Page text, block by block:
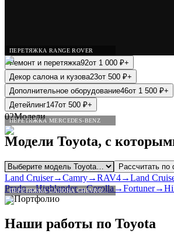
ПЕРЕТЯЖКА RANGE ROVER
ПЕРЕТЯЖКА MERCEDES-BENZ
ПЕРЕТЯЖКА САЛОНА CHEVROLET
Ремонт и перетяжка92от 1 000 ₽+
Декор салона и кузова23от 500 ₽+
Дополнительное оборудование46от 1 500 ₽+
Детейлинг147от 500 ₽+
02Модели
Модели Toyota, с
Рассчитать по
Land Cruiser→Camry→RAV4→Land
Prado→Highlander→Corolla→Fortuner→
03Портфолио
Наши работы по Toyota